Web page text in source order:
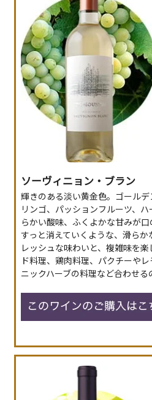
ソーヴィニョン・ブラン
輝きのある淡い黄金色。ゴール
リンゴ、パッションフルーツ、
らかい酸味、ふくよかな甘みが
すっと消えていくような、滑ら
レッシュな味わいと、複雑味を
ド料理、鶏肉料理、パクチーや
ニックハーブの料理など合わせる